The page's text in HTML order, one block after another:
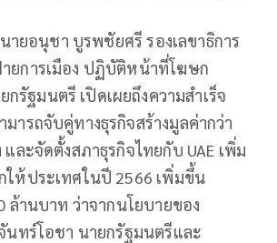
ายอนุชา บูรพชัยศรี รองเลขาธิการ
ยการเมือง ปฏิบัติหน้าที่โฆษก
รัฐมนตรี เปิดเผยถึงความสำเร็จ
มารถจับคู่ทางธุรกิจสร้างมูลค่ากว่า
ละจัดตั้งสภาธุรกิจไทยกับ UAE เพิ่ม
ให้ประเทศในปี 2566 เพิ่มขึ้น
ล้านบาท ว่าจากนโยบายของ
นทร์โอชา นายกรัฐมนตรีและ